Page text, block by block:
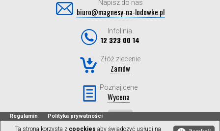
Napisz do nas
biuro@magnesy-na-lodowke.pl
Infolinia
12 323 00 14
Złóż zlecenie
Zamów
Poznaj cene
Wycena
Regulamin Polityka prywatności
Ta strona korzysta z coockies aby świadczyć usługi na